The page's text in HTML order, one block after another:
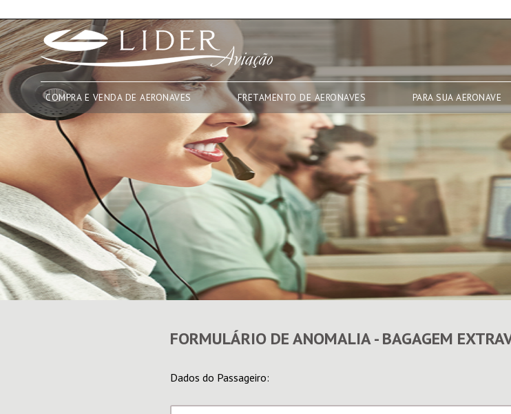
COMPRA E VENDA DE AERONAVES FRETAMENTO DE AERONAVES PARA SUA AERONAVE
FORMULÁRIO DE ANOMALIA - BAGAGEM
Dados do Passageiro: